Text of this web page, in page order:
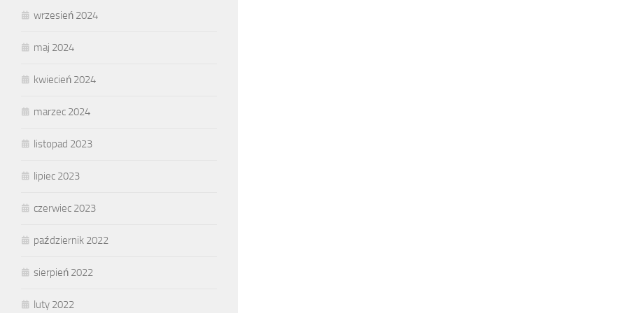
wrzesień 2024
maj 2024
kwiecień 2024
marzec 2024
listopad 2023
lipiec 2023
czerwiec 2023
październik 2022
sierpień 2022
luty 2022